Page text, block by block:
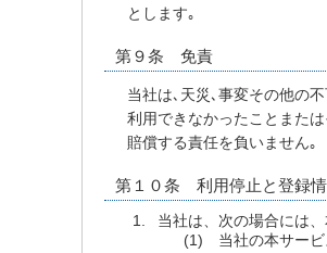
とします｡
第９条 免責
当社は､天災､事変その他の
利用できなかったことまた
賠償する責任を負いません｡
第１０条 利用停止と登録
当社は、次の場合には
当社の本サー